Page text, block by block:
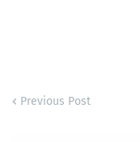
Previous Post